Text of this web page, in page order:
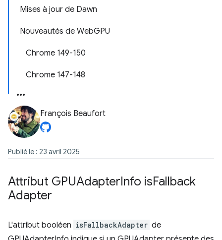
Mises à jour de Dawn
Nouveautés de WebGPU
Chrome 149-150
Chrome 147-148
François Beaufort
Publié le : 23 avril 2025
Attribut GPUAdapterInfo isFallback
Adapter
L'attribut booléen isFallbackAdapter de